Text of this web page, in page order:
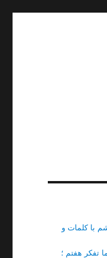
با کلمات و
تفکر هفتم ؛